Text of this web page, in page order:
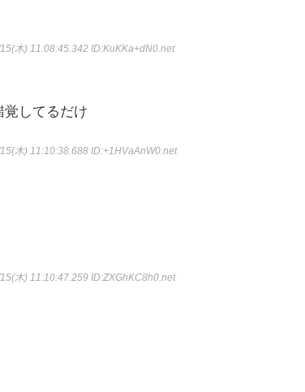
15(木) 11:08:45.342ID:KuKKa+dN0.net
覚してるだけ
15(木) 11:10:38.688ID:+1HVaAnW0.net
15(木) 11:10:47.259ID:ZXGhKC8h0.net